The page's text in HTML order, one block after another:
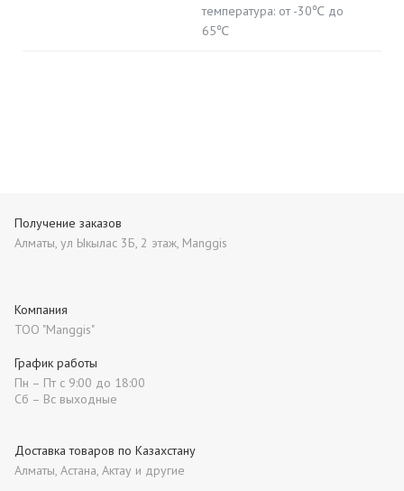
температура: от -30℃ до
65℃
Получение заказов
Алматы, ул Ыкылас 3Б, 2 этаж, Manggis
Компания
ТОО "Manggis"
Доставка товаров по Казахстану
Алматы, Астана, Актау и другие
График работы
Пн – Пт с 9:00 до 18:00
Сб – Вс выходные